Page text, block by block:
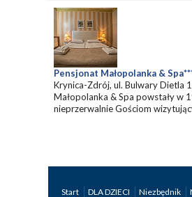
Pensjonat Małopolanka &
Krynica-Zdrój, ul. Bulwary Dietla
Małopolanka & Spa powstały w
nieprzerwalnie Gościom
Start DLA DZIECI Niezbędnik